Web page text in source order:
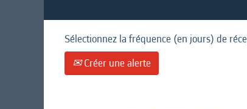
Sélectionnez la fréquence (en jours) de
Créer une alerte